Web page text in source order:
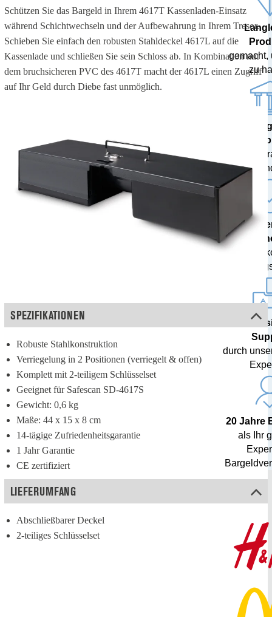
Schützen Sie das Bargeld in Ihrem 4617T Kassenladen-Einsatz
während Schichtwechseln und der Aufbewahrung in Ihrem Tresor.
Schieben Sie einfach den robusten Stahldeckel 4617L auf die
Kassenlade und schließen Sie sein Schloss ab. In Kombination mit
dem bruchsicheren PVC des 4617T macht der 4617L einen Zugriff
auf Ihr Geld durch Diebe fast unmöglich.
SPEZIFIKATIONEN
Robuste Stahlkonstruktion
Verriegelung in 2 Positionen (verriegelt & offen)
Komplett mit 2-teiligem Schlüsselset
Geeignet für Safescan SD-4617S
Gewicht: 0,6 kg
Maße: 44 x 15 x 8 cm
14-tägige Zufriedenheitsgarantie
1 Jahr Garantie
CE zertifiziert
LIEFERUMFANG
Abschließbarer Deckel
2-teiliges Schlüsselset
gemacht,
zu
100%
von
getestet
inklusive
durch
20 Jahre
als Ihr